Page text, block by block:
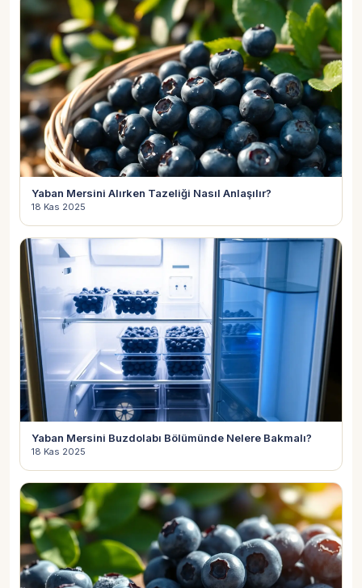
Yaban Mersini Alırken Tazeliği Nasıl Anlaşılır?
18 Kas 2025
Yaban Mersini Buzdolabı Bölümünde Nelere Bakmalı?
18 Kas 2025